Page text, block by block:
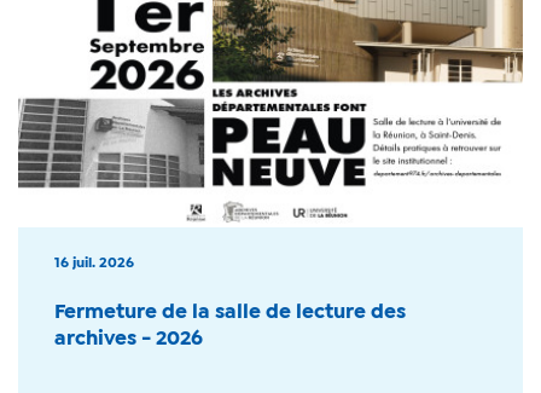
16 juil. 2026
Fermeture de la salle de lecture des
archives - 2026